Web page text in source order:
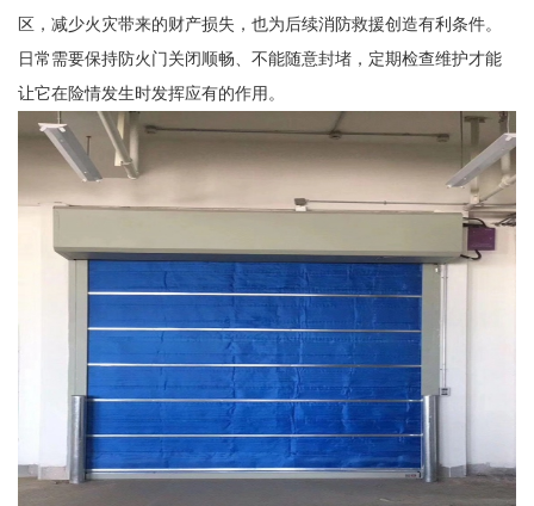
区，减少火灾带来的财产损失，也为后续消防救援创造有利条件。
日常需要保持防火门关闭顺畅、不能随意封堵，定期检查维护才能
让它在险情发生时发挥应有的作用。